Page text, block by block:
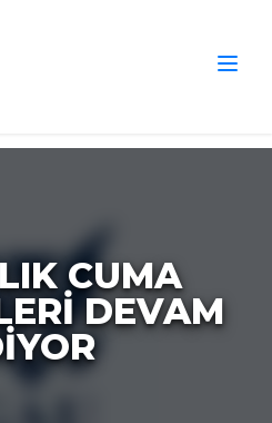
CUMA
DEVAM